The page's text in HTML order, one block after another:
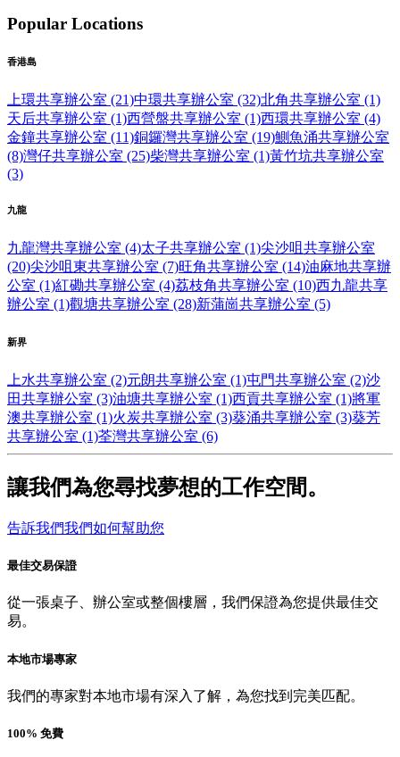
Popular Locations
香港島
上環共享辦公室 (21)中環共享辦公室 (32)北角共享辦公室 (1)
天后共享辦公室 (1)西營盤共享辦公室 (1)西環共享辦公室 (4)
金鐘共享辦公室 (11)銅鑼灣共享辦公室 (19)鰂魚涌共享辦公室
(8)灣仔共享辦公室 (25)柴灣共享辦公室 (1)黃竹坑共享辦公室
(3)
九龍
九龍灣共享辦公室 (4)太子共享辦公室 (1)尖沙咀共享辦公室
(20)尖沙咀東共享辦公室 (7)旺角共享辦公室 (14)油麻地共享辦
公室 (1)紅磡共享辦公室 (4)荔枝角共享辦公室 (10)西九龍共享
辦公室 (1)觀塘共享辦公室 (28)新蒲崗共享辦公室 (5)
新界
上水共享辦公室 (2)元朗共享辦公室 (1)屯門共享辦公室 (2)沙
田共享辦公室 (3)油塘共享辦公室 (1)西貢共享辦公室 (1)將軍
澳共享辦公室 (1)火炭共享辦公室 (3)葵涌共享辦公室 (3)葵芳
共享辦公室 (1)荃灣共享辦公室 (6)
讓我們為您尋找夢想的工作空間。
告訴我們我們如何幫助您
最佳交易保證
從一張桌子、辦公室或整個樓層，我們保證為您提供最佳交
易。
本地市場專家
我們的專家對本地市場有深入了解，為您找到完美匹配。
100% 免費